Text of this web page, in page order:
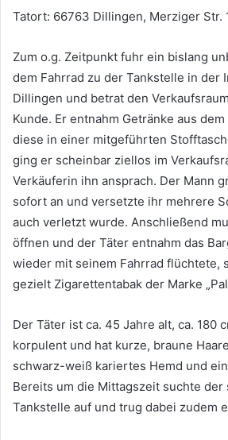
Tatort: 66763 Dillingen, Merziger Str.
Zum o.g. Zeitpunkt fuhr ein bislang
dem Fahrrad zu der Tankstelle in der
Dillingen und betrat den
Kunde. Er entnahm Getränke aus
diese in einer mitgeführten
ging er scheinbar ziellos im
Verkäuferin ihn ansprach. Der Mann
sofort an und versetzte ihr mehrere
auch verletzt wurde. Anschließend
öffnen und der Täter entnahm das
wieder mit seinem Fahrrad flüchtete,
gezielt Zigarettentabak der Marke
Der Täter ist ca. 45 Jahre alt, ca. 180
korpulent und hat kurze, braune
schwarz-weiß kariertes Hemd und
Bereits um die Mittagszeit suchte der
Tankstelle auf und trug dabei zudem